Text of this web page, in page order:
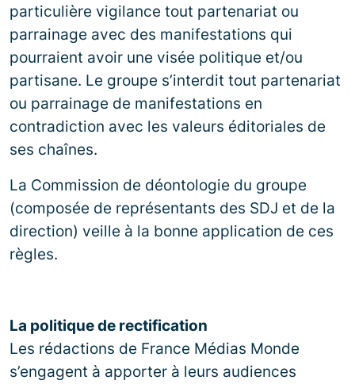
particulière vigilance tout partenariat ou
parrainage avec des manifestations qui
pourraient avoir une visée politique et/ou
partisane. Le groupe s’interdit tout partenariat
ou parrainage de manifestations en
contradiction avec les valeurs éditoriales de
ses chaînes.
La Commission de déontologie du groupe
(composée de représentants des SDJ et de la
direction) veille à la bonne application de ces
règles.
La politique de rectification
Les rédactions de France Médias Monde
s’engagent à apporter à leurs audiences